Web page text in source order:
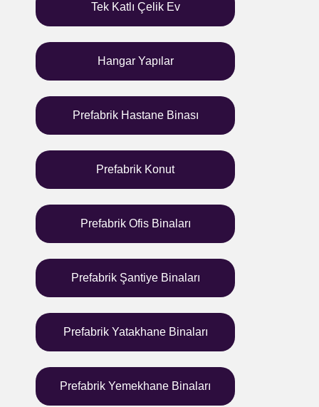
Tek Katlı Çelik Ev
Hangar Yapılar
Prefabrik Hastane Binası
Prefabrik Konut
Prefabrik Ofis Binaları
Prefabrik Şantiye Binaları
Prefabrik Yatakhane Binaları
Prefabrik Yemekhane Binaları